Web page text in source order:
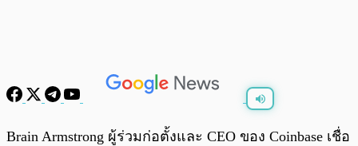
Brain Armstrong ผู้ร่วมก่อตั้งและ CEO ของ Coinbase เชื่อ